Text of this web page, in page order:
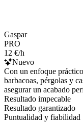
Gaspar
PRO
12 €/h
Nuevo
Con un enfoque
barbacoas, pérgolas y
asegurar un acabado
Resultado impecable
Resultado garantizado
Puntualidad y fiabilidad